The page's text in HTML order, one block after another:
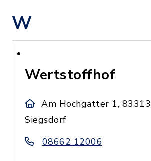
W
Wertstoffhof
Am Hochgatter 1, 83313
Siegsdorf
08662 12006